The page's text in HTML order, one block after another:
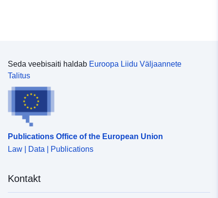
Seda veebisaiti haldab Euroopa Liidu Väljaannete
Talitus
Publications Office of the European Union
Law | Data | Publications
Kontakt